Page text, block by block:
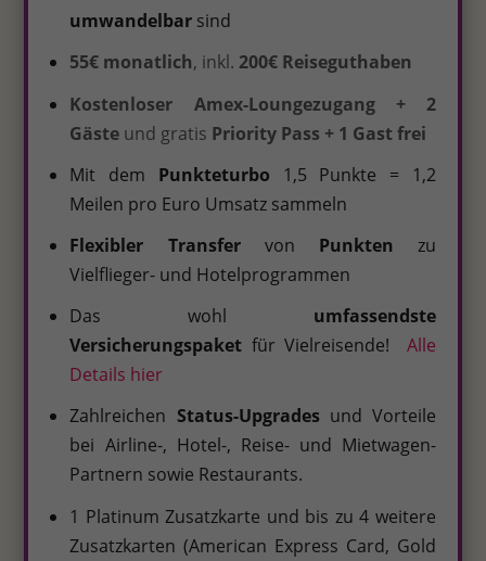
umwandelbar sind
55€ monatlich, inkl.200€ Reiseguthaben
Kostenloser Amex-Loungezugang + 2
Gäste und gratis Priority Pass + 1 Gast frei
Mit dem Punkteturbo 1,5 Punkte = 1,2
Meilen pro Euro Umsatz sammeln
Flexibler Transfervon Punkten zu
Vielflieger- und Hotelprogrammen
Das wohl umfassendste
Versicherungspaket für Vielreisende! Alle
Details hier
Zahlreichen Status-Upgradesund Vorteile
bei Airline-, Hotel-, Reise- und Mietwagen-
Partnern sowie Restaurants.
1 Platinum Zusatzkarte und bis zu 4 weitere
Zusatzkarten (American Express Card, Gold